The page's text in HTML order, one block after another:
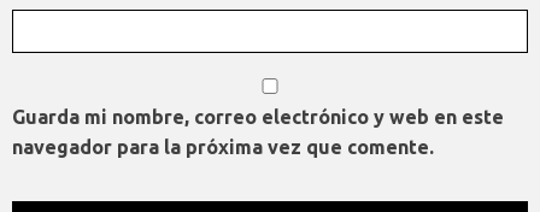
Guarda mi nombre, correo electrónico y web en este
navegador para la próxima vez que comente.